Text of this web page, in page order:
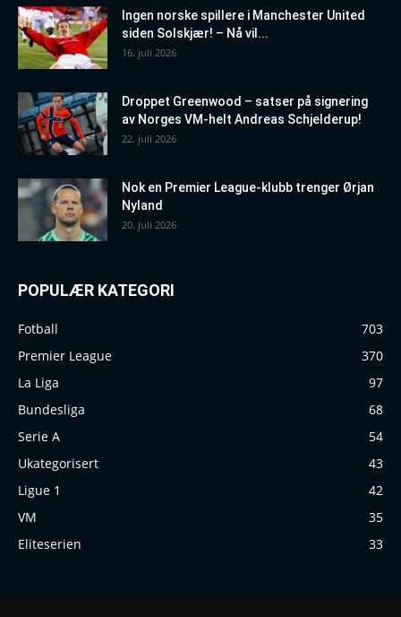
Ingen norske spillere i Manchester United
siden Solskjær! – Nå vil...
16. juli 2026
Droppet Greenwood – satser på signering
av Norges VM-helt Andreas Schjelderup!
22. juli 2026
Nok en Premier League-klubb trenger Ørjan
Nyland
20. juli 2026
POPULÆR KATEGORI
Fotball
703
Premier League
370
La Liga
97
Bundesliga
68
Serie A
54
Ukategorisert
43
Ligue 1
42
VM
35
Eliteserien
33